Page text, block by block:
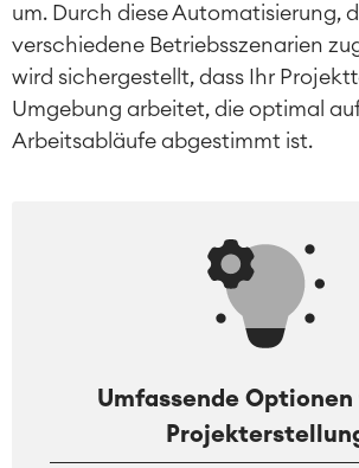
DevOps
Requirements
Agile
um. Durch diese Automatisierung,
verschiedene Betriebsszenarien
wird sichergestellt, dass Ihr
Umgebung arbeitet, die optimal
Arbeitsabläufe abgestimmt ist.
Umfassende